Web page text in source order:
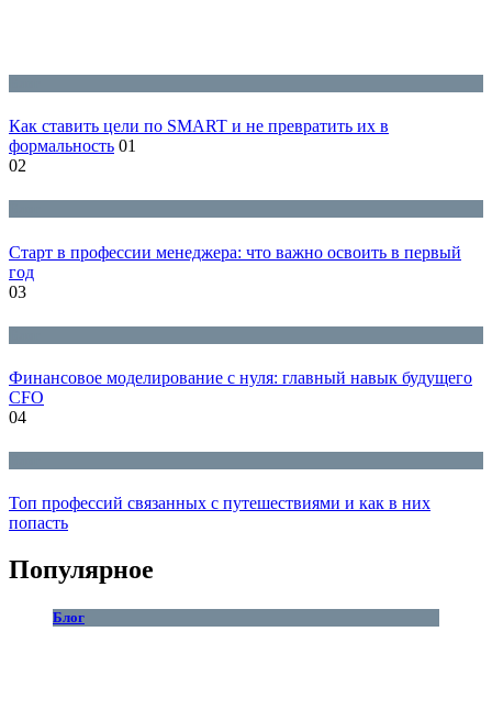
Как ставить цели по SMART и не превратить их в
формальность 01
02
Старт в профессии менеджера: что важно освоить в первый
год
03
Финансовое моделирование с нуля: главный навык будущего
CFO
04
Топ профессий связанных с путешествиями и как в них
попасть
Популярное
Блог